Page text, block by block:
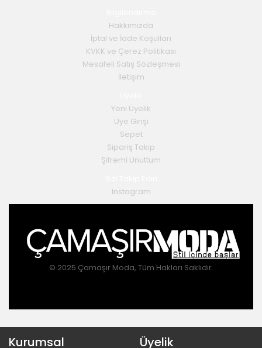
Hakkımızda
İptal ve İade Koşulları
KVKK ve Çerez Politikası
Mesafeli Satış Sözleşmesi
İletişim
Yeni Üyelik
Üye Girişi
Sepet
Sipariş Takip
Şifremi Unuttum
Instagram
© 2025 Çamaşır Moda, Tüm Hakları Saklıdır.
Kurumsal Üyelik